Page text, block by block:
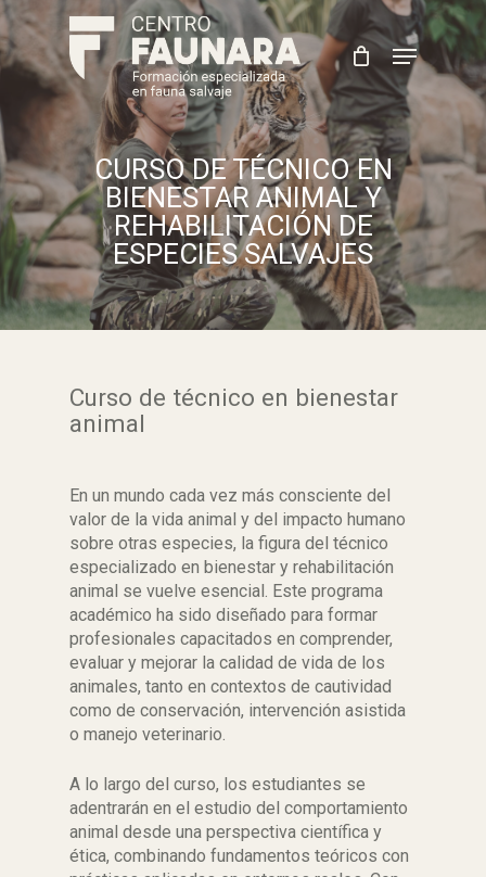
Skip
to
main
content
Menu
CURSO DE TÉCNICO EN
BIENESTAR ANIMAL Y
REHABILITACIÓN DE
ESPECIES SALVAJES
Curso de técnico en bienestar
animal
En un mundo cada vez más consciente del
valor de la vida animal y del impacto humano
sobre otras especies, la figura del técnico
especializado en bienestar y rehabilitación
animal se vuelve esencial. Este programa
académico ha sido diseñado para formar
profesionales capacitados en comprender,
evaluar y mejorar la calidad de vida de los
animales, tanto en contextos de cautividad
como de conservación, intervención asistida
o manejo veterinario.
A lo largo del curso, los estudiantes se
adentrarán en el estudio del comportamiento
animal desde una perspectiva científica y
ética, combinando fundamentos teóricos con